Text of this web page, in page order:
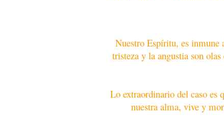
Nuestro Espíritu, es inmune
tristeza y la angustia son
Lo extraordinario del caso es
nuestra alma, vive y